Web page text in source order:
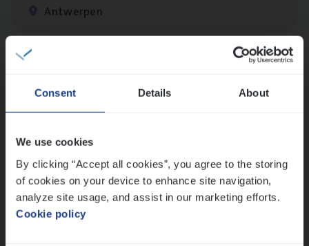
Consent Details About
We use cookies
By clicking “Accept all cookies”, you agree to the storing
of cookies on your device to enhance site navigation,
analyze site usage, and assist in our marketing efforts.
Cookie policy
Antwerpen
Insurance Operations
Dos­sier­be­heer­der Pro­per­ty verzekeringen
Insurance Operations